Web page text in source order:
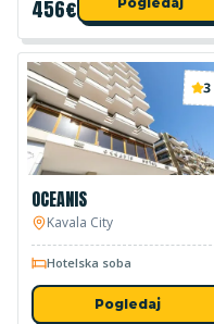
456€
3
OCEANIS
Kavala City
Hotelska soba
Pogledaj